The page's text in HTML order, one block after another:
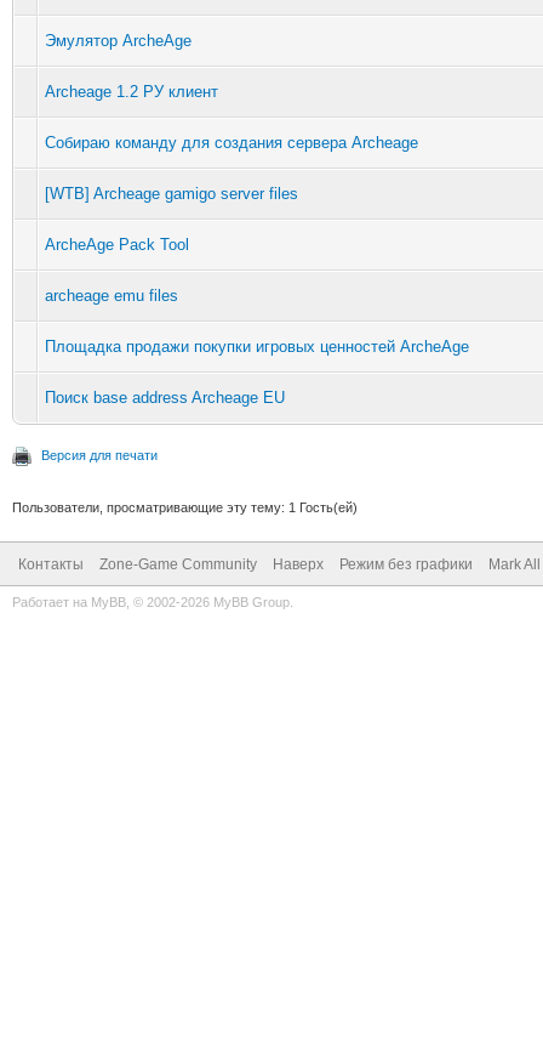
Эмулятор ArcheAge
Archeage 1.2 РУ клиент
Собираю команду для создания сервера Archeage
[WTB] Archeage gamigo server files
ArcheAge Pack Tool
archeage emu files
Площадка продажи покупки игровых ценностей ArcheAge
Поиск base address Archeage EU
Версия для печати
Пользователи, просматривающие эту тему: 1 Гость(ей)
Контакты Zone-Game Community Наверх Режим без графики Mark
Работает на MyBB , © 2002-2026 MyBB Group